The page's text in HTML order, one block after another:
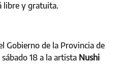
libre y gratuita.
Gobierno de la Provincia de
18 a la artista Nushi